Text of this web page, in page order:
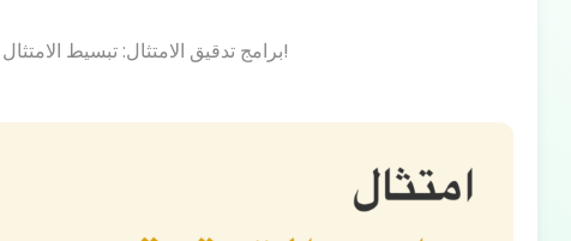
برامج تدقيق الامتثال: تبسيط الامتثال مع برامج التدقيق المتطورة!